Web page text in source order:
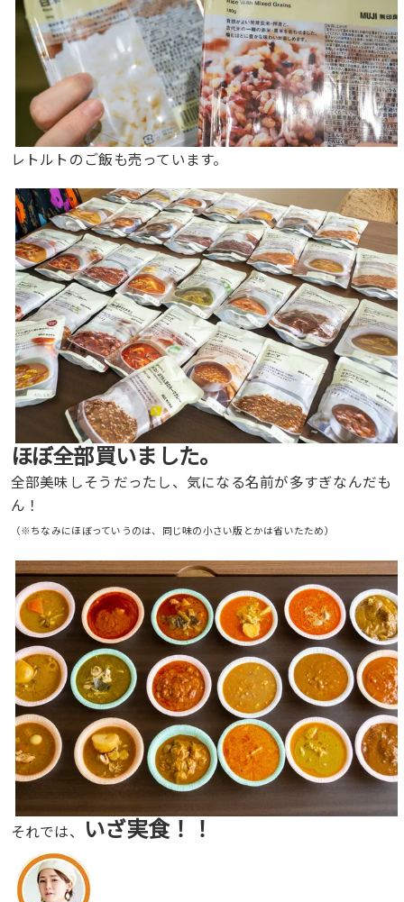
レトルトのご飯も売っています。
ほぼ全部買いました。
全部美味しそうだったし、気になる名前が多すぎなんだも
ん！
（※ちなみにほぼっていうのは、同じ味の小さい版とかは省いたため）
それでは、 いざ実食！！